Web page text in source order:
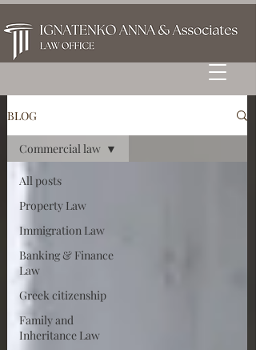
BLOG
All posts
Property Law
Immigration Law
Banking & Finance
Law
Greek citizenship
Family and
Inheritance Law
Commercial law